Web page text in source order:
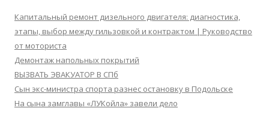
Капитальный ремонт дизельного двигателя: диагностика,
этапы, выбор между гильзовкой и контрактом | Руководство
от моториста
Демонтаж напольных покрытий
ВЫЗВАТЬ ЭВАКУАТОР В СПб
Сын экс-министра спорта разнес остановку в Подольске
На сына замглавы «ЛУКойла» завели дело